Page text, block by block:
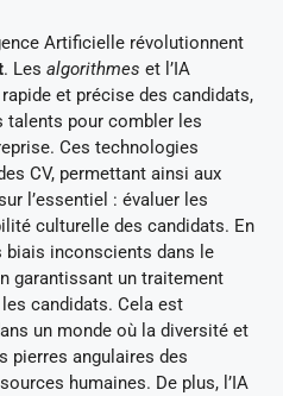
Artificielle révolutionnent
. Les algorithmes et l’IA
et précise des candidats,
pour combler les
Ces technologies
CV, permettant ainsi aux
l’essentiel : évaluer les
culturelle des candidats. En
biais inconscients dans le
garantissant un traitement
candidats. Cela est
un monde où la diversité et
pierres angulaires des
humaines. De plus, l’IA